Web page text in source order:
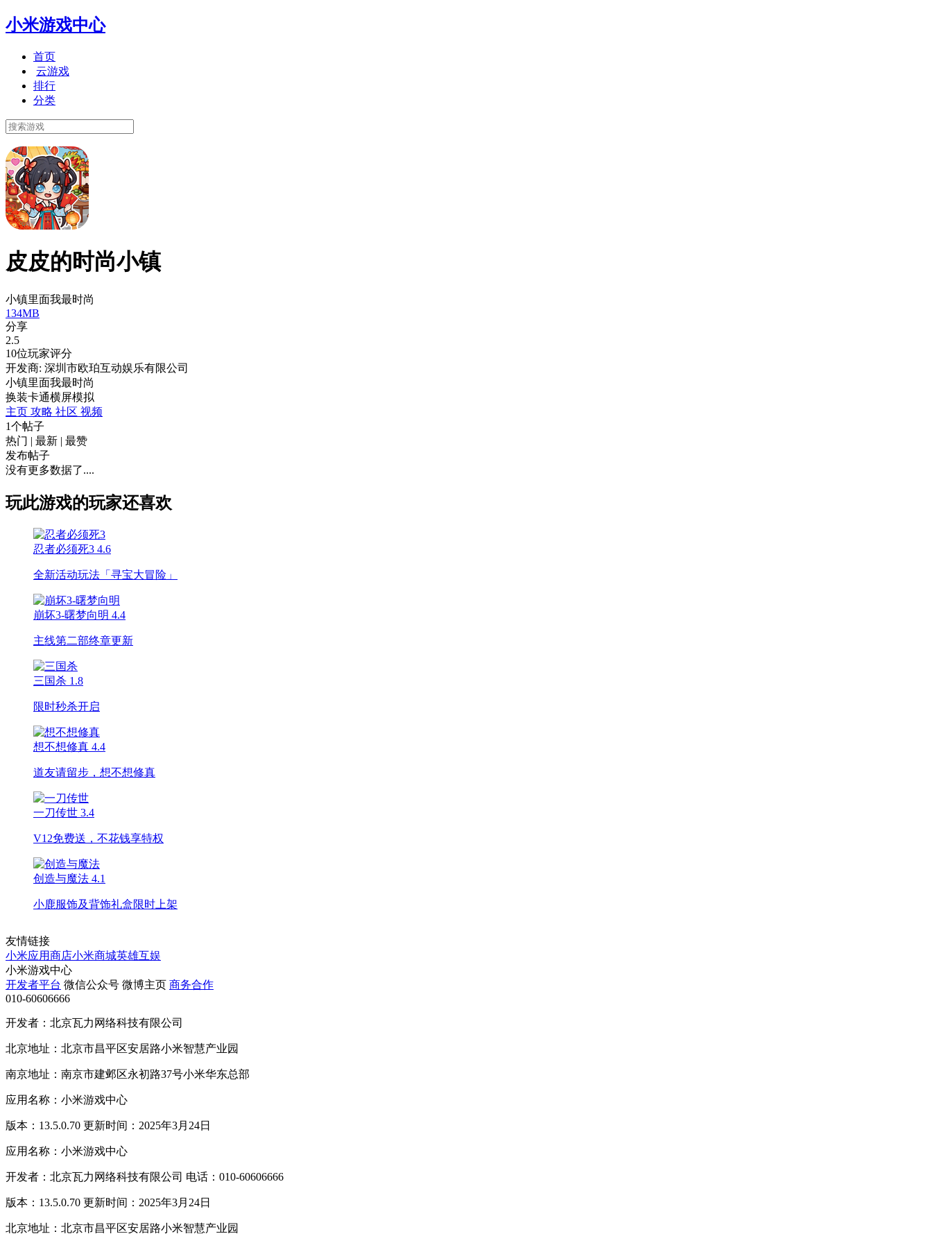
小米游戏中心
首页
云游戏
排行
分类
皮皮的时尚小镇
小镇里面我最时尚
134MB
分享
2.5
10位玩家评分
开发商: 深圳市欧珀互动娱乐有限公司
小镇里面我最时尚
换装卡通横屏模拟
主页 攻略 社区 视频
1个帖子
热门 | 最新 | 最赞
发布帖子
没有更多数据了....
玩此游戏的玩家还喜欢
忍者必须死3 4.6
全新活动玩法「寻宝大冒险」
崩坏3-曙梦向明 4.4
主线第二部终章更新
三国杀 1.8
限时秒杀开启
想不想修真 4.4
道友请留步，想不想修真
一刀传世 3.4
V12免费送，不花钱享特权
创造与魔法 4.1
小鹿服饰及背饰礼盒限时上架
友情链接
小米应用商店小米商城英雄互娱
小米游戏中心
开发者平台 微信公众号 微博主页 商务合作
010-60606666
开发者：北京瓦力网络科技有限公司
北京地址：北京市昌平区安居路小米智慧产业园
南京地址：南京市建邺区永初路37号小米华东总部
应用名称：小米游戏中心
版本：13.5.0.70 更新时间：2025年3月24日
应用名称：小米游戏中心
开发者：北京瓦力网络科技有限公司 电话：010-60606666
版本：13.5.0.70 更新时间：2025年3月24日
北京地址：北京市昌平区安居路小米智慧产业园